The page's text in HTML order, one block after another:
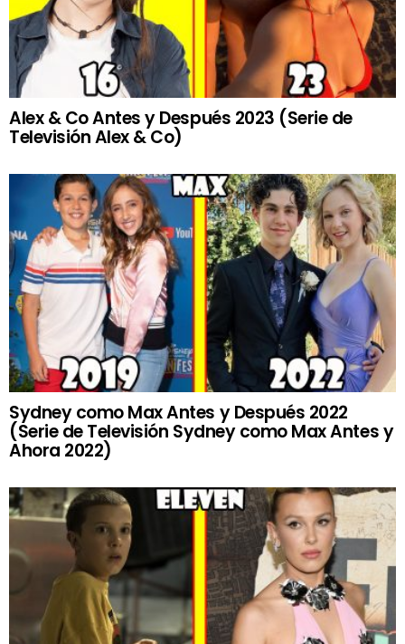
Alex & Co Antes y Después 2023 (Serie de
Televisión Alex & Co)
Sydney como Max Antes y Después 2022
(Serie de Televisión Sydney como Max Antes y
Ahora 2022)